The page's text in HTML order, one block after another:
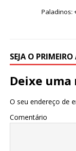
Paladinos:
SEJA O
Deixe uma
O seu endereço de
Comentário